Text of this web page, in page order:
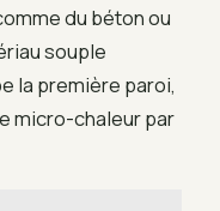
du béton ou
souple
la première paroi,
micro-chaleur par